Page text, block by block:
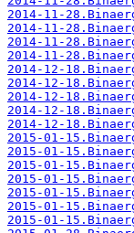
2014-11-
2014-11-
2014-11-
2014-11-
2014-12-
2014-12-
2014-12-
2014-12-
2014-12-
2015-01-
2015-01-
2015-01-
2015-01-
2015-01-
2015-01-
2015-01-